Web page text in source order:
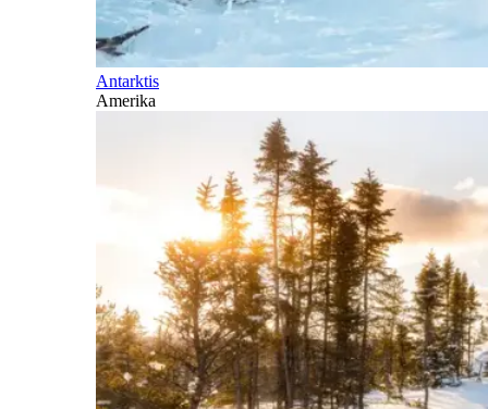
Antarktis
Amerika